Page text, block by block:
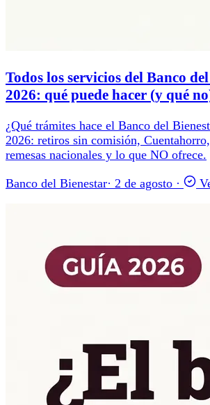
Todos los servicios del Banco
2026: qué puede hacer (y qué
¿Qué trámites hace el Banco del
2026: retiros sin comisión,
remesas nacionales y lo que NO ofrece.
Banco del Bienestar· 2 de agosto ·